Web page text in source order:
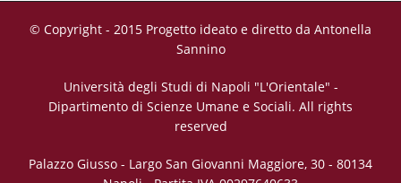
© Copyright - 2015 Progetto ideato e diretto da Antonella
Sannino
Università degli Studi di Napoli "L'Orientale" -
Dipartimento di Scienze Umane e Sociali. All rights
reserved
Palazzo Giusso - Largo San Giovanni Maggiore, 30 - 80134